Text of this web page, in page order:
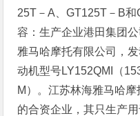
25T－A、GT125T－B
容：生产企业港田集团
雅马哈摩托有限公司，
动机型号LY152QMI（
M）。江苏林海雅马哈
的合资企业，其只生产